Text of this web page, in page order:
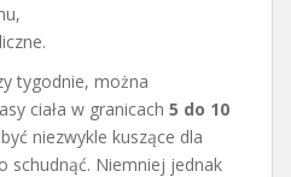
tygodnie, można
ciała w granicach 5 do 10
niezwykle kuszące dla
schudnąć. Niemniej jednak